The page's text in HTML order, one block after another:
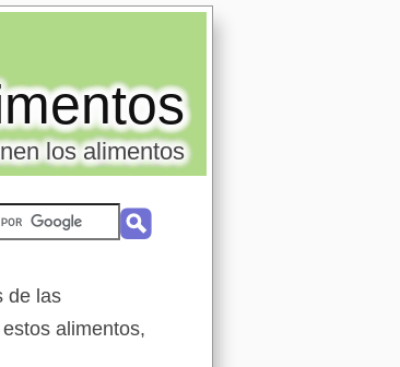
los alimentos
de las
alimentos,